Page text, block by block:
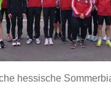
hessische